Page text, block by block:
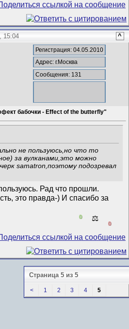
15:04 ^
Регистрация: 04.05.2010
Адрес: г.Москва
Сообщения: 131
бабочки - Effect of the butterfly"
не пользуюсь,но что то
за вулканами,это можно
samatron,поэтому подозревал
Рад что прошли.
это правда-) И спасибо за
0 ⚖️
0
Страница 5 из 5
< 1 2 3 4 5